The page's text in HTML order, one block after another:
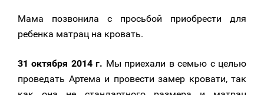
Мама позвонила с просьбой приобрести для
ребенка матрац на кровать.
31 октября 2014 г. Мы приехали в семью с целью
проведать Артема и провести замер кровати, так